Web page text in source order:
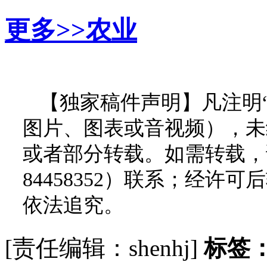
更多>>农业
【独家稿件声明】凡注
图片、图表或音视频），
或者部分转载。如需转载
84458352）联系；经许可
依法追究。
[责任编辑：shenhj]标签